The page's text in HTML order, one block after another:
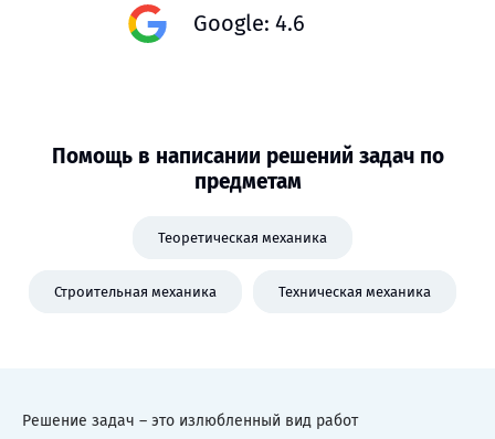
Google: 4.6
Помощь в написании решений задач по
предметам
Теоретическая механика
Строительная механика Техническая механика
Решение задач – это излюбленный вид работ